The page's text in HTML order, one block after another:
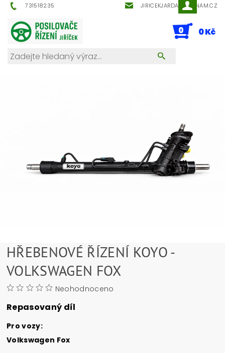
731518235 JIRICEKJARDA@SEZNAM.CZ
0 0 Kč
HŘEBENOVÉ ŘÍZENÍ KOYO -
VOLKSWAGEN FOX
Neohodnoceno
Repasovaný díl
Pro vozy:
Volkswagen Fox